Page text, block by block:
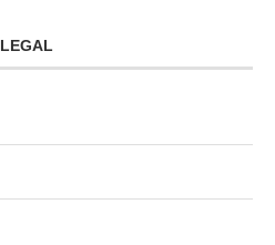
LEGAL